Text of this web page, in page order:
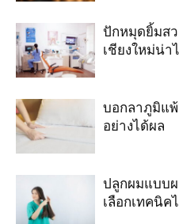
ปักหมุดยิ้มส
เชียงใหม่น่า
บอกลาภูมิแ
อย่างได้ผล
ปลูกผมแบบ
เลือกเทคนิค